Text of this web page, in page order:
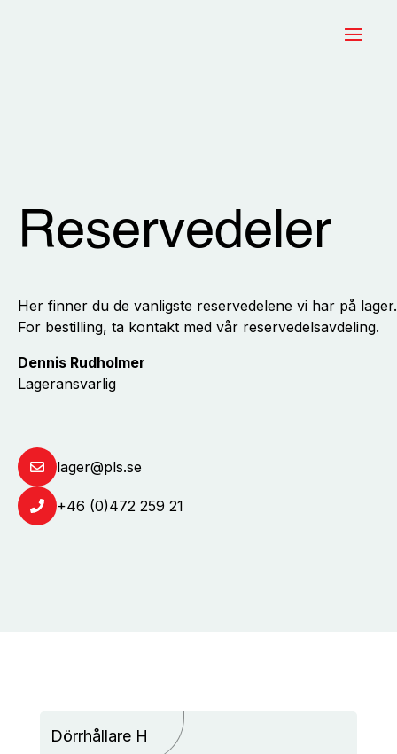
Reservedeler
Her finner du de vanligste reservedelene vi har på lager.
For bestilling, ta kontakt med vår reservedelsavdeling.
Dennis Rudholmer
Lageransvarlig
lager@pls.se
+46 (0)472 259 21
Dörrhållare H